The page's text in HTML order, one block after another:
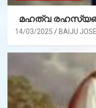
മഹത്വ
14/03/2025 BAIJU